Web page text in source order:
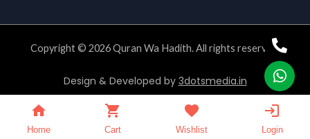
Copyright © 2026 Quran Wa Hadith. All rights reserved.
Design & Developed by 3dotsmedia.in
Home Cart Wishlist Login